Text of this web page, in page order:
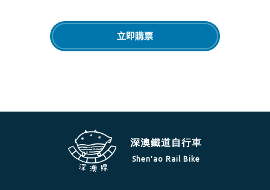
立即購票
深澳鐵道自行車
Shen′ao Rail Bike